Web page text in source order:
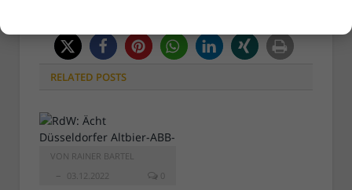
RELATED POSTS
VON RAINER BARTEL
03.12.2022
0